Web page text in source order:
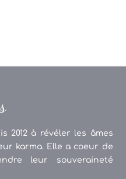
2012 à révéler les âmes
karma. Elle a coeur de
leur souveraineté